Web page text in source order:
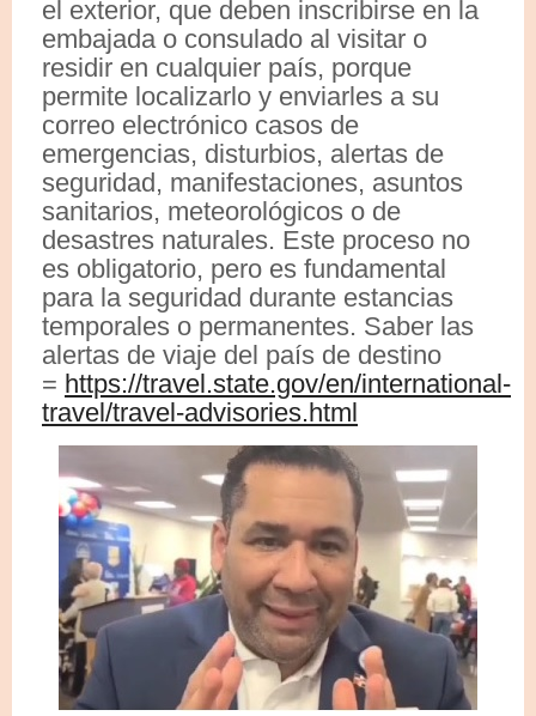
el exterior, que deben inscribirse en la
embajada o consulado al visitar o
residir en cualquier país, porque
permite localizarlo y enviarles a su
correo electrónico casos de
emergencias, disturbios, alertas de
seguridad, manifestaciones, asuntos
sanitarios, meteorológicos o de
desastres naturales. Este proceso no
es obligatorio, pero es fundamental
para la seguridad durante estancias
temporales o permanentes. Saber las
alertas de viaje del país de destino
= https://travel.state.gov/en/international-
travel/travel-advisories.html